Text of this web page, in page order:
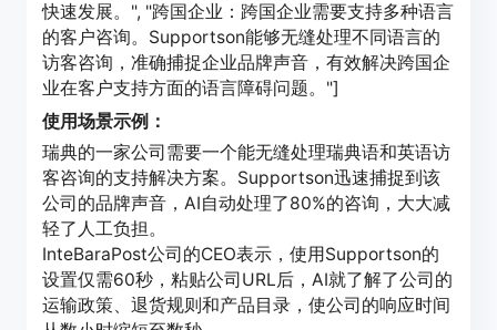
快速发展。", "跨国企业：跨国企业需要支持多种语言
的客户咨询。Supportson能够无缝处理不同语言的
访客咨询，准确捕捉企业品牌声音，有效解决跨国企
业在客户支持方面的语言障碍问题。"]
使用场景示例：
瑞典的一家公司需要一个能无缝处理瑞典语和英语访
客咨询的支持解决方案。Supportson迅速捕捉到该
公司的品牌声音，AI自动处理了80%的咨询，大大减
轻了人工负担。
InteBaraPost公司的CEO表示，使用Supportson的
设置仅需60秒，粘贴公司URL后，AI就了解了公司的
运输政策、退货规则和产品目录，使公司的响应时间